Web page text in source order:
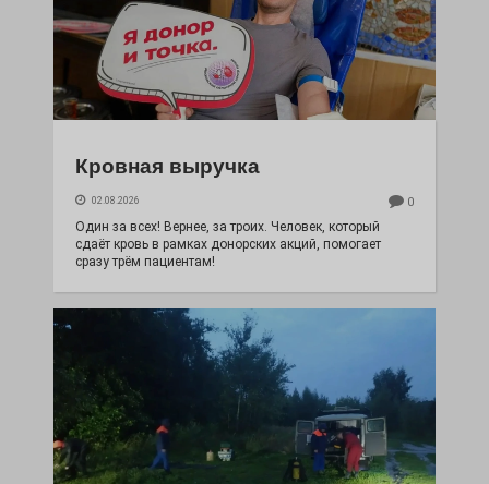
Кровная выручка
02.08.2026 0
Один за всех! Вернее, за троих. Человек, который
сдаёт кровь в рамках донорских акций, помогает
сразу трём пациентам!